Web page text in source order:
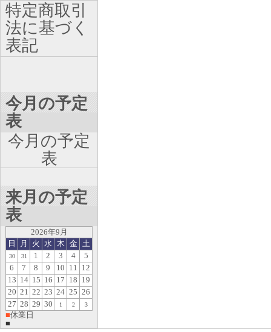
特定商取引
法に基づく
表記
今月の予定
表
今月の予定
表
来月の予定
表
2026年9月
日
月 火 水 木 金 土
30 31 1 2 3 4
5
6
7 8 9 10 11
12
13 14 15 16 17 18 19
20 21 22 23 24 25 26
27 28 29 30 1 2 3
■休業日
■